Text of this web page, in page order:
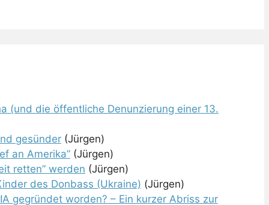
(und die öffentliche Denunzierung einer 13.
gesünder (Jürgen)
an Amerika” (Jürgen)
retten” werden (Jürgen)
des Donbass (Ukraine) (Jürgen)
gegründet worden? – Ein kurzer Abriss zur